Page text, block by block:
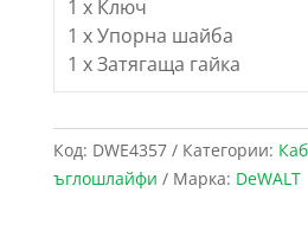
1 x Ключ
1 x Упорна шайба
1 x Затягаща гайка
Код: DWE4357 Категории:
ъглошлайфи
Марка: DeWALT